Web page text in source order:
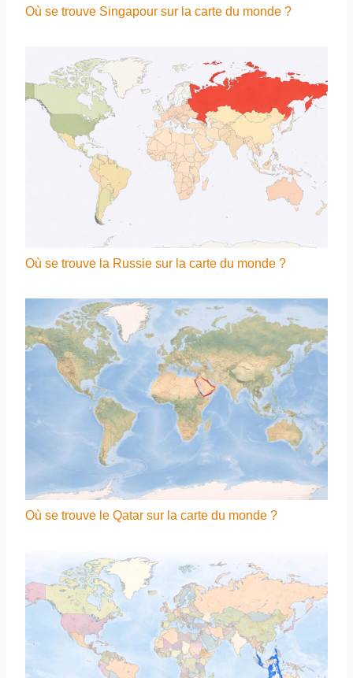
Où se trouve Singapour sur la carte du monde ?
Où se trouve la Russie sur la carte du monde ?
Où se trouve le Qatar sur la carte du monde ?